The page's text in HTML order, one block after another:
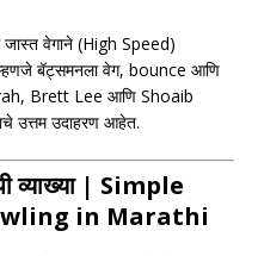
वेगाने (High Speed)
म्हणजे बॅट्समनला वेग, bounce आणि
, Brett Lee आणि Shoaib
उत्तम उदाहरण आहेत.
व्याख्या | Simple
in Marathi